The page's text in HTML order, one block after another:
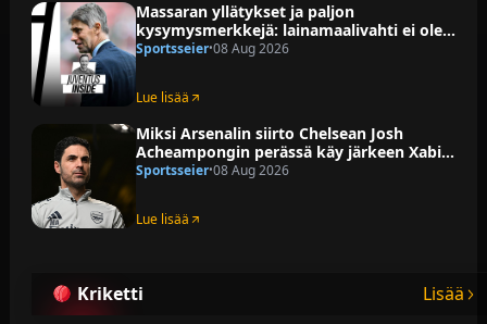
Massaran yllätykset ja paljon
kysymysmerkkejä: lainamaalivahti ei ole
Juventuksen tapa
Sportsseier•08 Aug 2026
Lue lisää
Miksi Arsenalin siirto Chelsean Josh
Acheampongin perässä käy järkeen Xabi
Alonson kommenttien jälkeen
Sportsseier•08 Aug 2026
Lue lisää
Kriketti Lisää